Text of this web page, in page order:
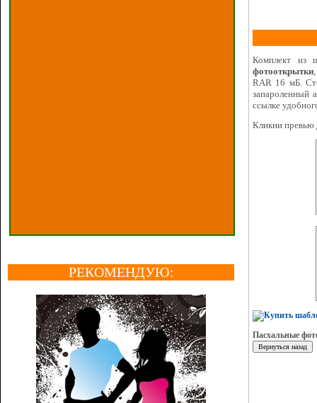
РЕКОМЕНДУЮ:
Комплект из
фотооткрытки
RAR 16 мБ.
запароленный
ссылке
Кликни превью
Пасхальные